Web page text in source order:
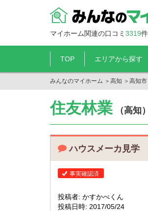
マイホーム関連の口コミ 3319
TOP エリアから探す
みんなのマイホーム ＞ 高知 ＞ 高知市
住友林業 （高知
ハウスメーカ見学
事実確認済
投稿者: かすかべくん
投稿日時: 2017/05/24